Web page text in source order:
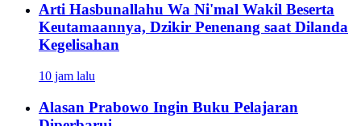
Arti Hasbunallahu Wa Ni'mal Wakil Beserta
Keutamaannya, Dzikir Penenang saat Dilanda
Kegelisahan
10 jam lalu
Alasan Prabowo Ingin Buku Pelajaran